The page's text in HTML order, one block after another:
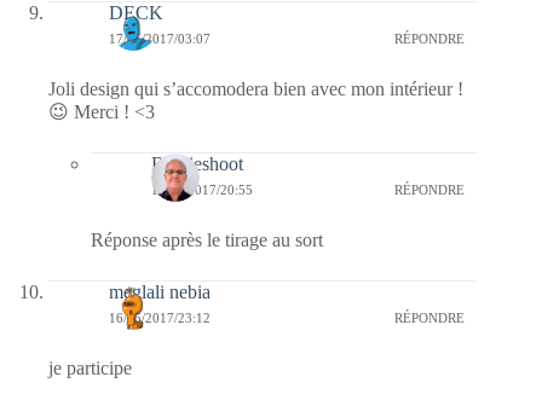
DECK
17/05/2017/03:07 RÉPONDRE
Joli design qui s’accomodera bien avec mon intérieur !
😉 Merci ! <3
Bernieshoot
17/05/2017/20:55 RÉPONDRE
Réponse après le tirage au sort
meglali nebia
16/05/2017/23:12 RÉPONDRE
je participe